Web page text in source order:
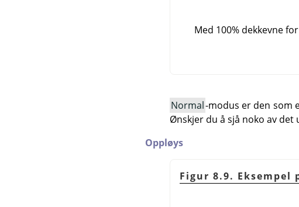
Med 100% dekkevne
Normal-modus er den som
Ønskjer du å sjå noko av
Oppløys
Figur 8.9. Eksempel